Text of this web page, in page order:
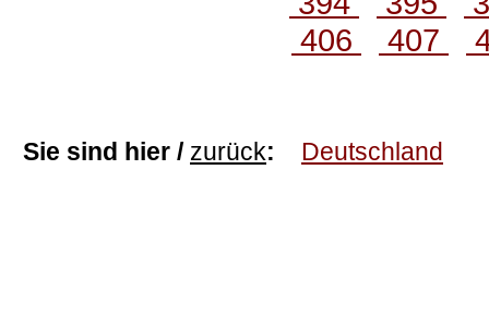
406
407
Sie sind hier / zurück: Deutschland